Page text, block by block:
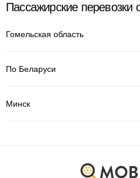
Пассажирские перевозки
Гомельская область
По Беларуси
Минск